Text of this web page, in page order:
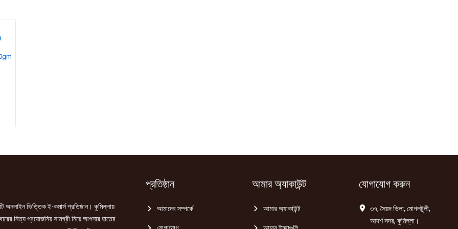
145.00.
অনলাইন ভিত্তিক ই-কমার্স প্রতিষ্ঠান। কুমিল্লায়
নিত্য প্রয়োজনিয় সামগ্রী নিয়ে আপনার হাতের
প্রতিষ্ঠান
আমাদের সম্পর্কে
আমার অ্যাকাউন্ট
আমার অ্যাকাউন্ট
যোগাযোগ করুন
৩৭, সৈয়দ ভিলা, মোগলটুলী,
আদর্শ সদর, কুমিল্লা।